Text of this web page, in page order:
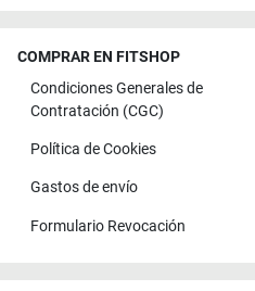
COMPRAR EN FITSHOP
Condiciones Generales de
Contratación (CGC)
Política de Cookies
Gastos de envío
Formulario Revocación